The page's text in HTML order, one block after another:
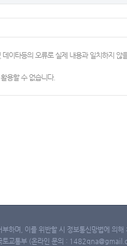
이타등의 오류로 실제 내용과 일치하지
용할 수 없습니다.
하며, 이를 위반할 시 정보통신망법에 의
토교통부 (온라인 문의 :